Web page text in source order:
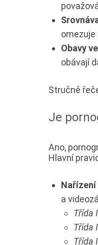
Obavy
obávají
Stručně
Je
Ano,
Hlavní
Nařízení
a
Třída
Třída
Třída